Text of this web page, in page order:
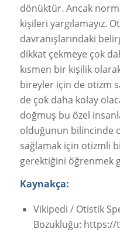
dönüktür. Ancak
kişileri yargılamayız.
davranışlarındaki
dikkat çekmeye çok
kısmen bir kişilik
bireyler için de otizm
de çok daha kolay
doğmuş bu özel
olduğunun bilincinde
sağlamak için otizmli
gerektiğini öğrenmek
Kaynakça:
Vikipedi / Otistik
Bozukluğu: